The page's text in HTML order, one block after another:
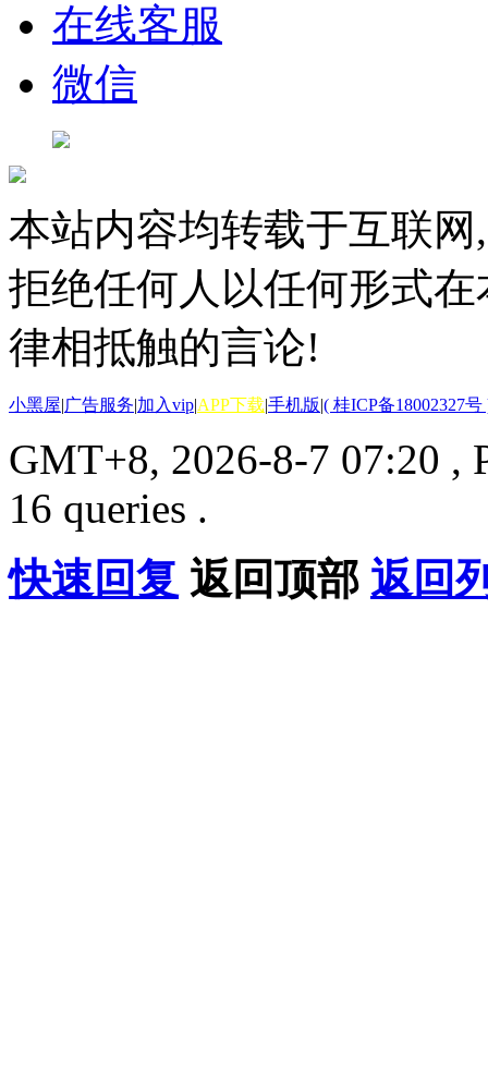
在线客服
微信
本站内容均转载于互联
拒绝任何人以任何形式
律相抵触的言论!
小黑屋|广告服务|加入vip|APP下载|手机版|( 桂ICP备18002327号
GMT+8, 2026-8-7 07:20 ,
16 queries .
快速回复 返回顶部 返回